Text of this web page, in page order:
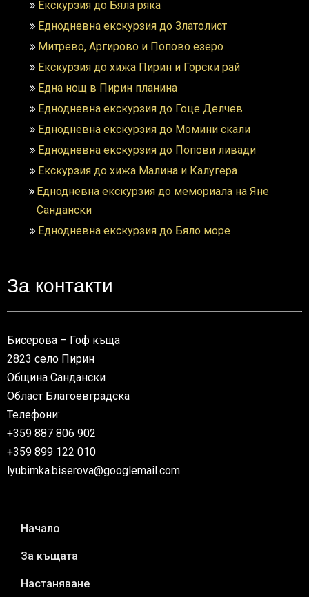
Екскурзия до Бяла ряка
Еднодневна екскурзия до Златолист
Митрево, Аргирово и Попово езеро
Екскурзия до хижа Пирин и Горски рай
Една нощ в Пирин планина
Еднодневна екскурзия до Гоце Делчев
Еднодневна екскурзия до Момини скали
Еднодневна екскурзия до Попови ливади
Екскурзия до хижа Малина и Калугера
Еднодневна екскурзия до мемориала на Яне
Сандански
Еднодневна екскурзия до Бяло море
За контакти
Бисерова – Гоф къща
2823 село Пирин
Община Сандански
Област Благоевградска
Телефони:
+359 887 806 902
+359 899 122 010
lyubimka.biserova@googlemail.com
Начало
За къщата
Настаняване